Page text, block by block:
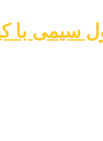
سیمی با